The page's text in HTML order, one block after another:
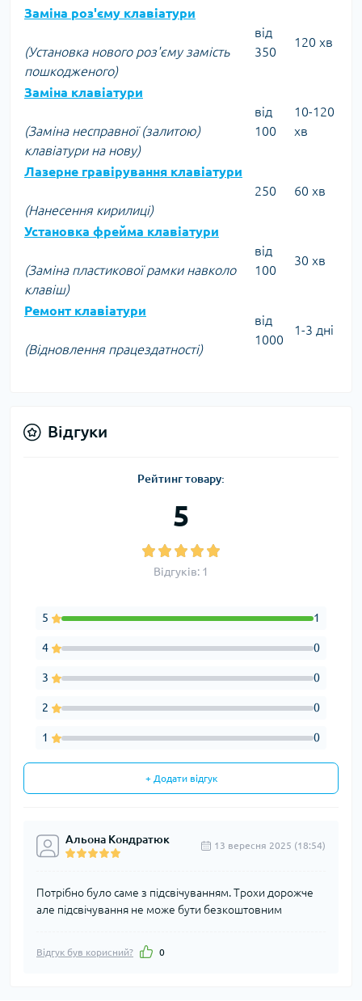
Заміна роз'єму клавіатури
(Установка нового роз'єму замість
пошкодженого)
від
350
120 хв
Заміна клавіатури
(Заміна несправної (залитою)
клавіатури на нову)
від
100
10-120
хв
Лазерне гравірування клавіатури
(Нанесення кирилиці)
250 60 хв
Установка фрейма клавіатури
(Заміна пластикової рамки навколо
клавіш)
від
100
30 хв
Ремонт клавіатури
(Відновлення працездатності)
від
1000
1-3 дні
Відгуки
Рейтинг товару:
5
Відгуків: 1
5 1
4 0
3 0
2 0
1 0
+ Додати відгук
Альона Кондратюк 13 вересня 2025 (18:54)
Потрібно було саме з підсвічуванням. Трохи дорожче
але підсвічування не може бути безкоштовним
Відгук був корисний? 0